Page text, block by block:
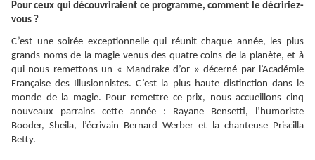
Pour ceux qui découvriraient ce programme, comment le décririez-
vous ?
C’est une soirée exceptionnelle qui réunit chaque année, les plus
grands noms de la magie venus des quatre coins de la planète, et à
qui nous remettons un « Mandrake d’or » décerné par l’Académie
Française des Illusionnistes. C’est la plus haute distinction dans le
monde de la magie. Pour remettre ce prix, nous accueillons cinq
nouveaux parrains cette année : Rayane Bensetti, l’humoriste
Booder, Sheila, l’écrivain Bernard Werber et la chanteuse Priscilla
Betty.